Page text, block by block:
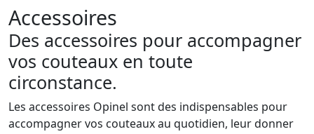
Accessoires
Des accessoires pour accompagner
vos couteaux en toute
circonstance.
Les accessoires Opinel sont des indispensables pour
accompagner vos couteaux au quotidien, leur donner